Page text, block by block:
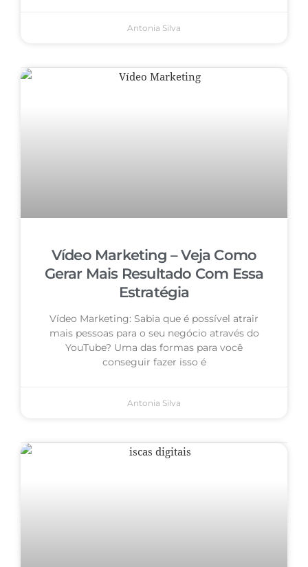
Antonia Silva
Vídeo Marketing – Veja Como
Gerar Mais Resultado Com Essa
Estratégia
Vídeo Marketing: Sabia que é possível atrair
mais pessoas para o seu negócio através do
YouTube? Uma das formas para você
conseguir fazer isso é
Antonia Silva